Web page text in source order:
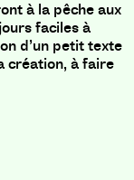
à la pêche aux
faciles à
d’un petit texte
création, à faire